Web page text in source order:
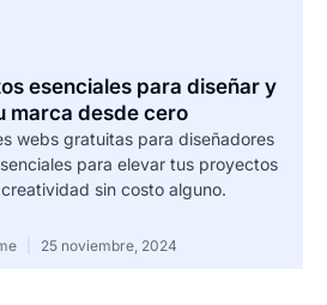
esenciales para diseñar y
marca desde cero
webs gratuitas para diseñadores
para elevar tus proyectos
sin costo alguno.
25 noviembre, 2024